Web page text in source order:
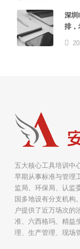
深圳
排，
五大核心工具培训中
早期从事标准与管理
监局、环保局、认监
国多地设有分支机构
户提供了近万场次的
准、六西格玛、精益
理、生产管理、现场